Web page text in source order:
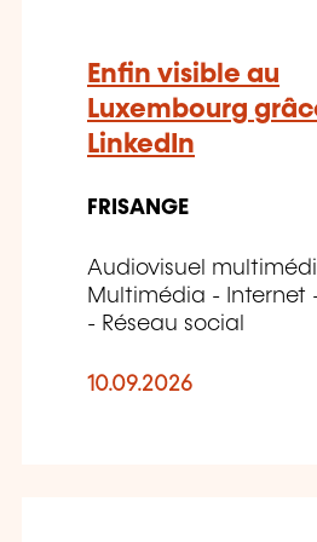
Enfin visible au
Luxembourg
LinkedIn
FRISANGE
Audiovisuel
Multimédia - Internet
- Réseau social
10.09.2026